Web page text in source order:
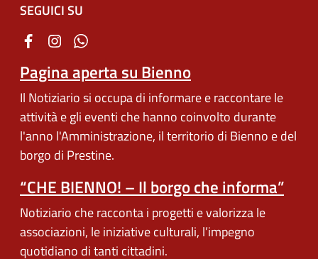
SEGUICI SU
Pagina aperta su Bienno
Il Notiziario si occupa di informare e raccontare le
attività e gli eventi che hanno coinvolto durante
l'anno l'Amministrazione, il territorio di Bienno e del
borgo di Prestine.
“CHE BIENNO! – Il borgo che informa”
Notiziario che racconta i progetti e valorizza le
associazioni, le iniziative culturali, l’impegno
quotidiano di tanti cittadini.